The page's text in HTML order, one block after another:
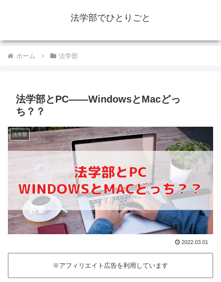
法学部でひとりごと
ホーム 法学部
法学部とPC――WindowsとMacどっ
ち？？
法学部
2022.03.01
※アフィリエイト広告を利用しています